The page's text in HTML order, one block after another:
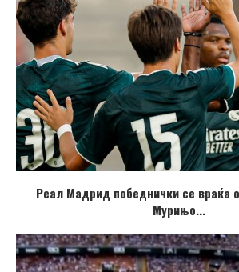
Реал Мадрид победнички се враќа
Мурињо...